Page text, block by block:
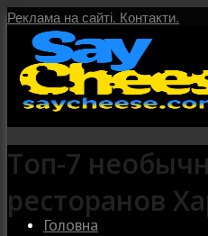
Реклама на сайті. Контакти.
Головна
Топ-7
ресторанов